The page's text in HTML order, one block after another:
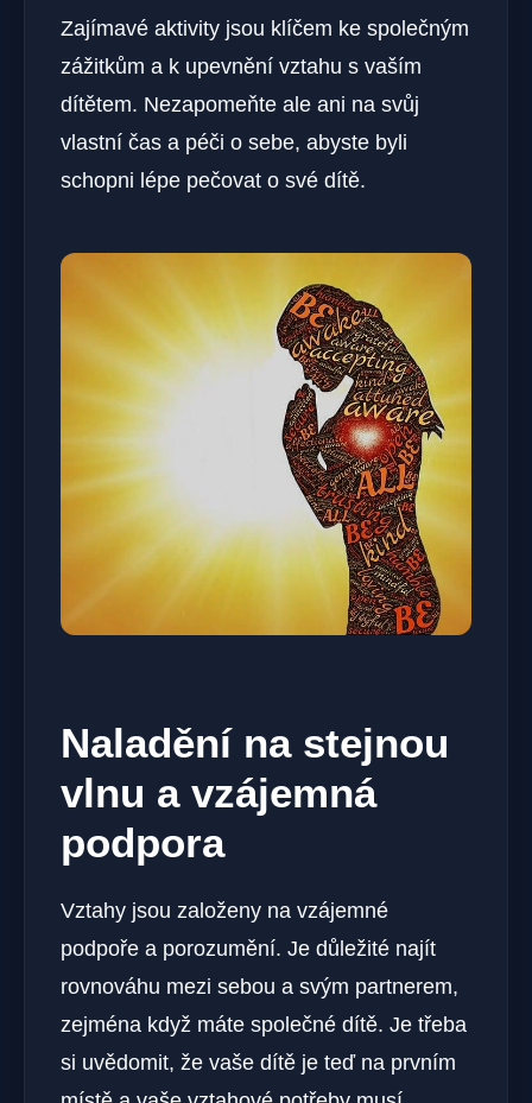
Zajímavé aktivity jsou klíčem ke společným
‍zážitkům a k upevnění vztahu s vaším
dítětem. Nezapomeňte ‍ale ani na svůj⁢
vlastní čas ‌a péči o sebe, abyste byli
schopni lépe pečovat o‌ své dítě.
Naladění na stejnou
vlnu a vzájemná
podpora
Vztahy jsou založeny na vzájemné
podpoře a porozumění. Je důležité najít
rovnováhu mezi sebou a svým partnerem,
zejména když máte společné dítě. Je třeba
si uvědomit, že vaše dítě je teď na prvním⁢